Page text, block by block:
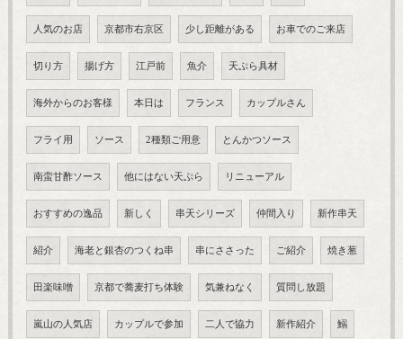
人気のお店 京都市右京区 少し距離がある お車でのご来店
切り方 揚げ方 江戸前 魚介 天ぷら具材
海外からのお客様 本日は フランス カップルさん
フライ用 ソース 2種類ご用意 とんかつソース
南蛮甘酢ソース 他にはない天ぷら リニューアル
おすすめの逸品 新しく 串天シリーズ 仲間入り 新作串天
紹介 海老と銀杏のつくね串 串にささった ご紹介 焼き葱
田楽味噌 京都で蕎麦打ち体験 気兼ねなく 質問し放題
嵐山の人気店 カップルで参加 二人で協力 新作紹介 鰯